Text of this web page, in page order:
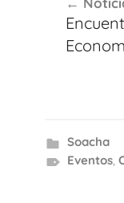
de
Soacha
Eventos,